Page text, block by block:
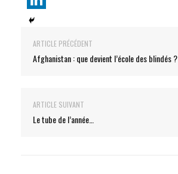
ARTICLE PRÉCÉDENT
Afghanistan : que devient l’école des blindés ?
ARTICLE SUIVANT
Le tube de l’année…